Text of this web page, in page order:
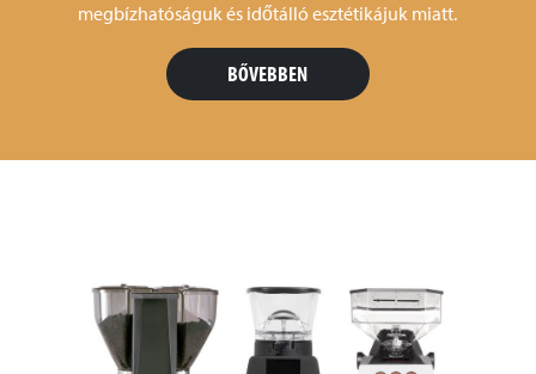
megbízhatóságuk és időtálló esztétikájuk miatt.
BŐVEBBEN